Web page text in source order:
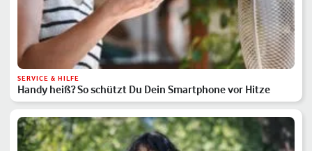
SERVICE & HILFE
Handy heiß? So schützt Du Dein Smartphone vor Hitze